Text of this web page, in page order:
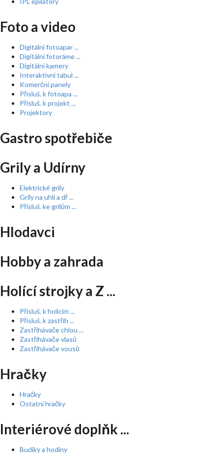
Foto a video
Digitální fotoapar ...
Digitální fotoráme ...
Digitální kamery
Interaktivní tabul ...
Komerční panely
Přísluš. k fotoapa ...
Přísluš. k projekt ...
Projektory
Gastro spotřebiče
Grily a Udírny
Elektrické grily
Grily na uhlí a dř ...
Přísluš. ke grilům ...
Hlodavci
Hobby a zahrada
Holící strojky a Z ...
Přísluš. k holícím ...
Přísluš. k zastřih ...
Zastřihávače chlou ...
Zastřihávače vlasů
Zastřihávače vousů
Hračky
Hračky
Ostatní hračky
Interiérové doplňk ...
Budíky a hodiny